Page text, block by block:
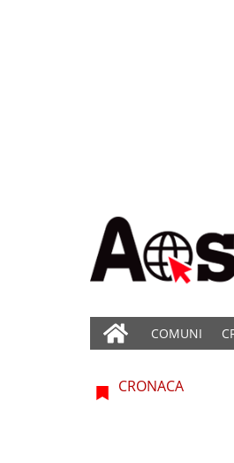
COMUNI
CRONACA